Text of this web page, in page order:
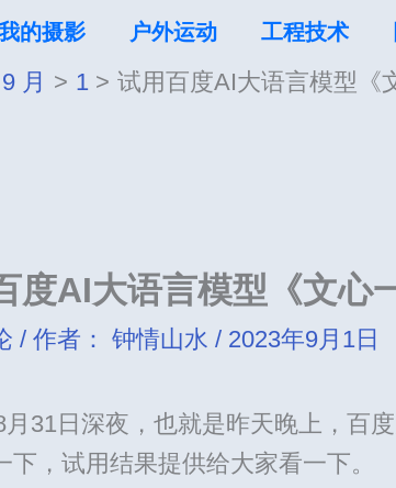
的摄影 户外运动 工程技术
9 月 1 试用百度AI大语言模型《
度AI大语言模型《文心
/ 作者： 钟情山水 / 2023年9月1日
月31日深夜，也就是昨天晚上，百
下，试用结果提供给大家看一下。